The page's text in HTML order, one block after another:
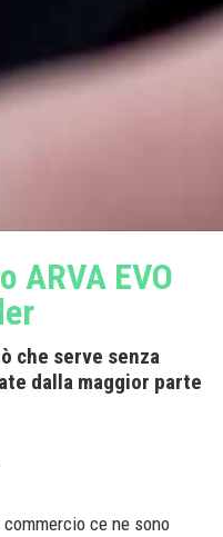
ARVA EVO
che serve senza
dalla maggior parte
commercio ce ne sono